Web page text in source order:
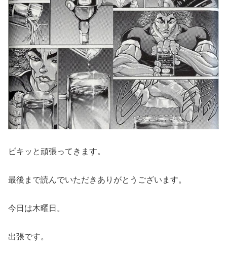
ビキッと頑張ってきます。
最後まで読んでいただきありがとうございます。
今日は木曜日。
出張です。